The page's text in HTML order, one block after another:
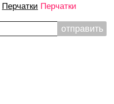
Перчатки Перчатки